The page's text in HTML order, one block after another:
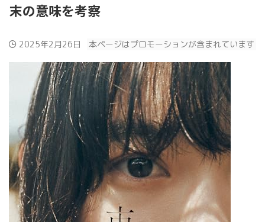
末の意味を考察
2025年2月26日 本ページはプロモーションが含まれています